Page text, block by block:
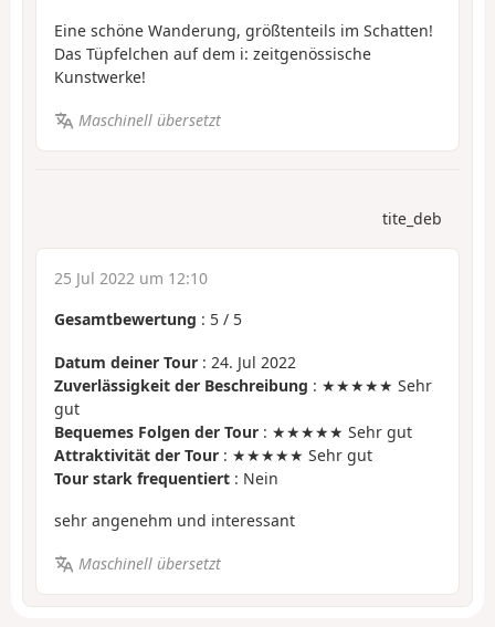
Eine schöne Wanderung, größtenteils im Schatten!
Das Tüpfelchen auf dem i: zeitgenössische
Kunstwerke!
Maschinell übersetzt
tite_deb
25 Jul 2022 um 12:10
Gesamtbewertung : 5 / 5
Datum deiner Tour : 24. Jul 2022
Zuverlässigkeit der Beschreibung : ★★★★★ Sehr
gut
Bequemes Folgen der Tour : ★★★★★ Sehr gut
Attraktivität der Tour : ★★★★★ Sehr gut
Tour stark frequentiert : Nein
sehr angenehm und interessant
Maschinell übersetzt